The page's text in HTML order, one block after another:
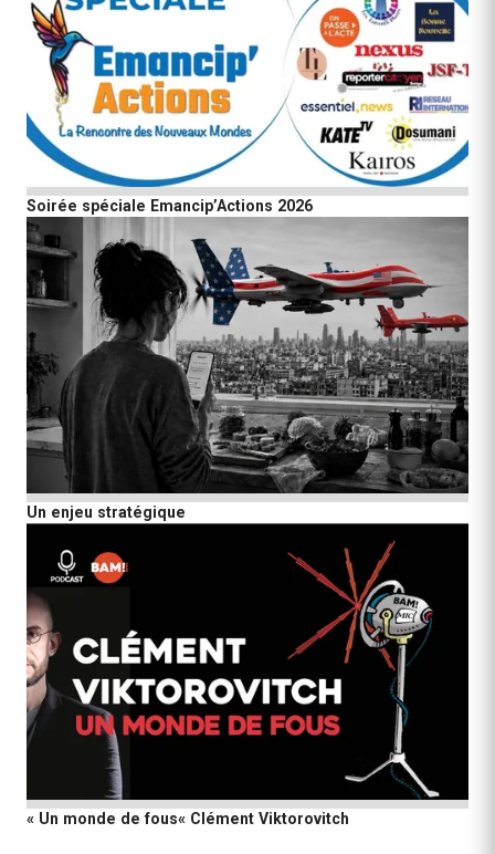
Soirée spéciale Emancip’Actions 2026
Un enjeu stratégique
« Un monde de fous« Clément Viktorovitch